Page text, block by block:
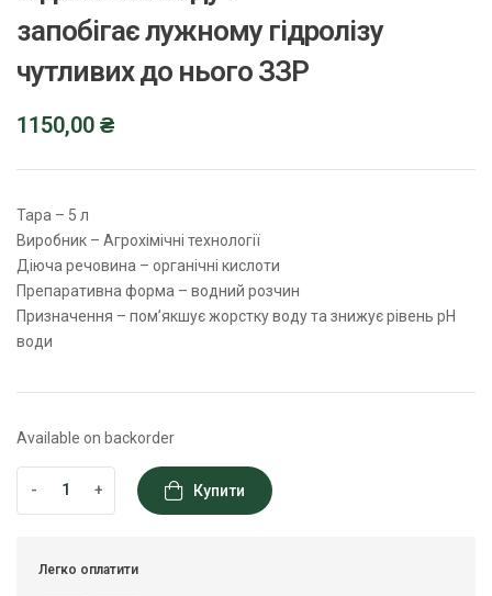
запобігає лужному гідролізу
чутливих до нього ЗЗР
1150,00 ₴
Тара – 5 л
Виробник – Агрохімічні технології
Діюча речовина – органічні кислоти
Препаративна форма – водний розчин
Призначення – пом’якшує жорстку воду та знижує рівень pH
води
Available on backorder
- + Купити
Легко оплатити